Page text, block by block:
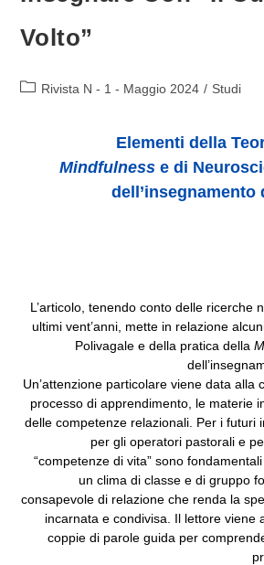
Volto”
Categoria
Rivista N - 1 - Maggio 2024 / Studi
Elementi della
Mindfulnesse di
dell’insegnamento
L’articolo, tenendo conto delle ricerche
ultimi vent’anni, mette in relazione
Polivagale e della pratica della
Un’attenzione particolare viene data alla
processo di apprendimento, le materie
delle competenze relazionali. Per i futuri
per gli operatori pastorali e
“competenze di vita” sono
un clima di classe e di gruppo
consapevole di relazione che renda la
incarnata e condivisa. Il lettore viene
coppie di parole guida per